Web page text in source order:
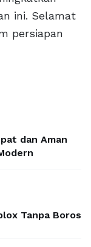
ini. Selamat
persiapan
dan Aman
Tanpa Boros